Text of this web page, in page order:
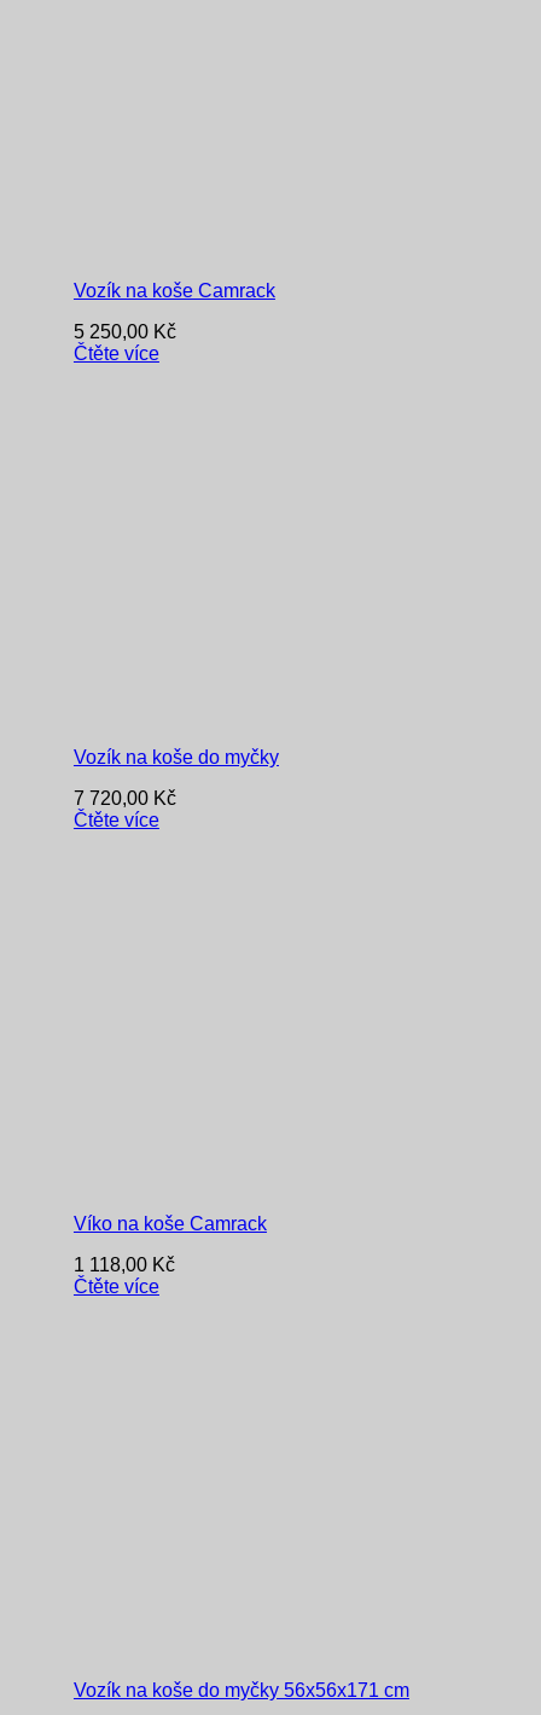
Vozík na koše Camrack
5 250,00 Kč
Čtěte více
Vozík na koše do myčky
7 720,00 Kč
Čtěte více
Víko na koše Camrack
1 118,00 Kč
Čtěte více
Vozík na koše do myčky 56x56x171 cm